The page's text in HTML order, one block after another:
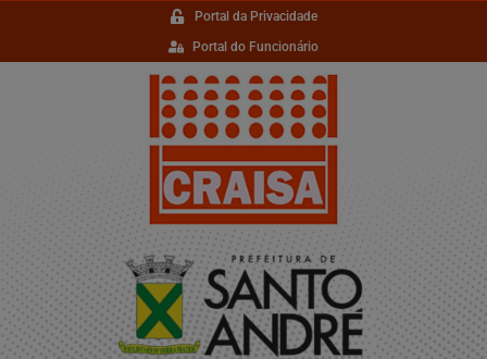
Portal da Privacidade
Portal do Funcionário